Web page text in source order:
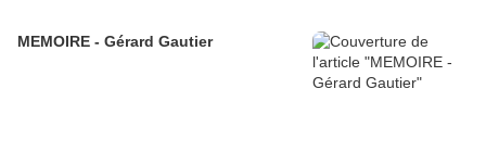
MEMOIRE - Gérard Gautier